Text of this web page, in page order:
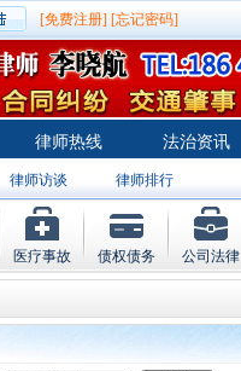
[免费注册] [忘记密码]
律师热线 法治资讯
律师访谈 律师排行
医疗事故 债权债务 公司法律